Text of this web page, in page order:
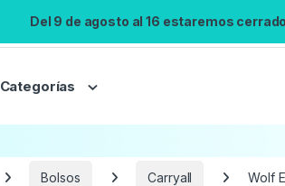
Del 9 de agosto al 16 estaremos
Categorías
Bolsos Carryall Wolf